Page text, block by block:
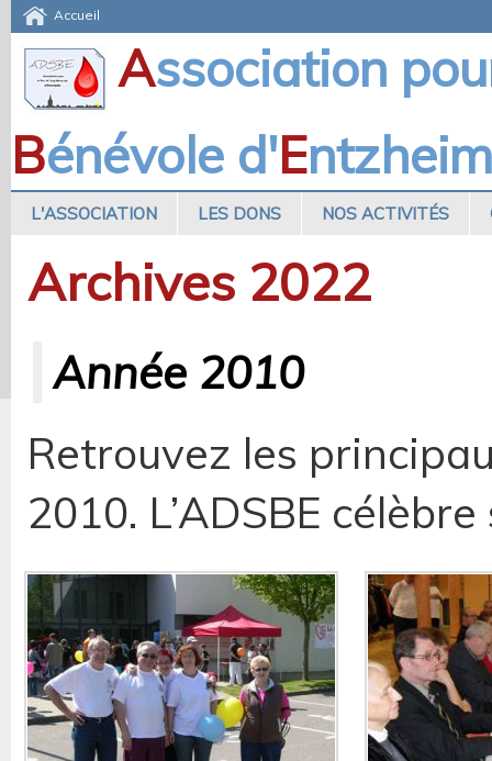
Accueil
Association
Bénévole d'Entzheim
L'ASSOCIATION LES DONS NOS ACTIVITÉS
Archives 2022
Année 2010
Retrouvez les
2010. L’ADSBE